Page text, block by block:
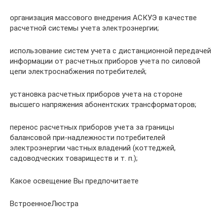
организация массового внедрения АСКУЭ в качестве
расчетной системы учета электроэнергии;
использование систем учета с дистанционной передачей
информации от расчетных приборов учета по силовой
цепи электроснабжения потребителей;
установка расчетных приборов учета на стороне
высшего напряжения абонентских трансформаторов;
перенос расчетных приборов учета за границы
балансовой при-надлежности потребителей
электроэнергии частных владений (коттеджей,
садоводческих товариществ и т. п.);
Какое освещение Вы предпочитаете
ВстроенноеЛюстра